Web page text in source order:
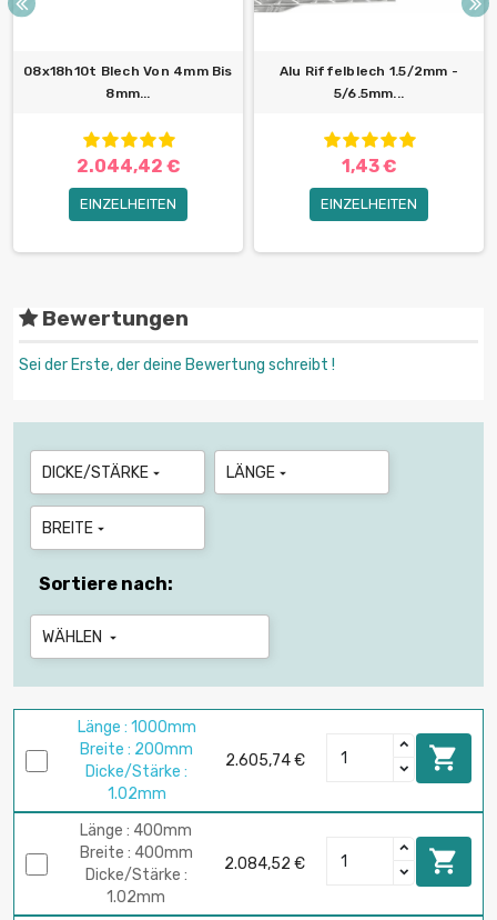
08x18h10t Blech Von 4mm Bis
8mm...
2.044,42 €
EINZELHEITEN
Alu Riffelblech 1.5/2mm -
5/6.5mm...
1,43 €
EINZELHEITEN
Bewertungen
Sei der Erste, der deine Bewertung schreibt !
DICKE/STÄRKE  LÄNGE 
BREITE 
Sortiere nach:
WÄHLEN 
Länge : 1000mm
Breite : 200mm
Dicke/Stärke :
1.02mm
2.605,74 € 
Länge : 400mm
Breite : 400mm
Dicke/Stärke :
1.02mm
2.084,52 € 